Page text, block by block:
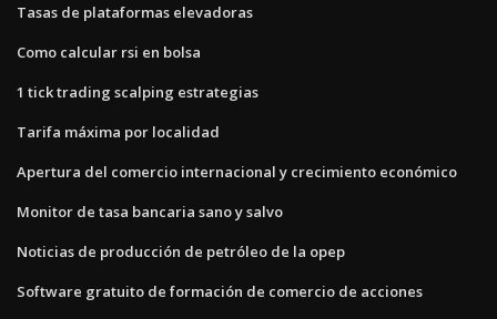
Tasas de plataformas elevadoras
Como calcular rsi en bolsa
1 tick trading scalping estrategias
Tarifa máxima por localidad
Apertura del comercio internacional y crecimiento económico
Monitor de tasa bancaria sano y salvo
Noticias de producción de petróleo de la opep
Software gratuito de formación de comercio de acciones